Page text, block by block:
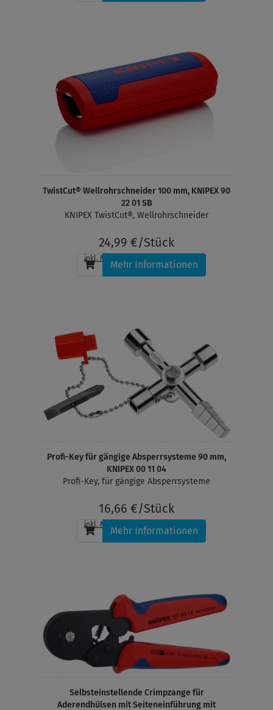
TwistCut® Wellrohrschneider 100 mm, KNIPEX 90
22 01 SB
KNIPEX TwistCut®, Wellrohrschneider
24,99 €/Stück
inkl. MwSt. , zzgl. Versandkosten
Mehr Informationen
Profi-Key für gängige Absperrsysteme 90 mm,
KNIPEX 00 11 04
Profi-Key, für gängige Absperrsysteme
16,66 €/Stück
inkl. MwSt. , zzgl. Versandkosten
Mehr Informationen
Selbsteinstellende Crimpzange für
Aderendhülsen mit Seiteneinführung mit